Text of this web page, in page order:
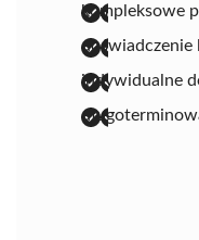
kompleksowe
doświadczenie
indywidualne